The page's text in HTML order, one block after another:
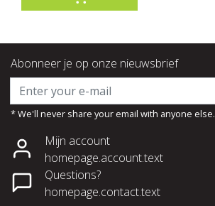
Abonneer je op onze nieuwsbrief
* We'll never share your email with anyone else.
Mijn account
homepage.account.text
Questions?
homepage.contact.text